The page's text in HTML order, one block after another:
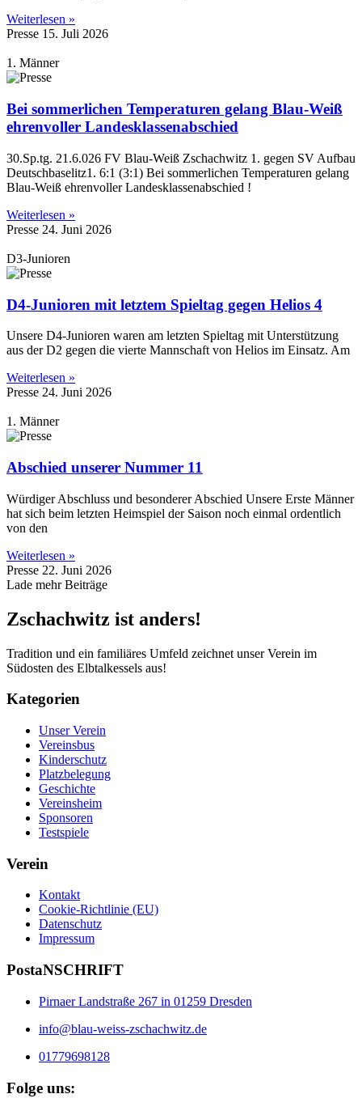
Weiterlesen »
Presse 15. Juli 2026
1. Männer
Bei sommerlichen Temperaturen gelang Blau-Weiß
ehrenvoller Landesklassenabschied
30.Sp.tg. 21.6.026 FV Blau-Weiß Zschachwitz 1. gegen SV Aufbau
Deutschbaselitz1. 6:1 (3:1) Bei sommerlichen Temperaturen gelang
Blau-Weiß ehrenvoller Landesklassenabschied !
Weiterlesen »
Presse 24. Juni 2026
D3-Junioren
D4-Junioren mit letztem Spieltag gegen Helios 4
Unsere D4-Junioren waren am letzten Spieltag mit Unterstützung
aus der D2 gegen die vierte Mannschaft von Helios im Einsatz. Am
Weiterlesen »
Presse 24. Juni 2026
1. Männer
Abschied unserer Nummer 11
Würdiger Abschluss und besonderer Abschied Unsere Erste Männer
hat sich beim letzten Heimspiel der Saison noch einmal ordentlich
von den
Weiterlesen »
Presse 22. Juni 2026
Lade mehr Beiträge
Zschachwitz ist anders!
Tradition und ein familiäres Umfeld zeichnet unser Verein im
Südosten des Elbtalkessels aus!
Kategorien
Unser Verein
Vereinsbus
Kinderschutz
Platzbelegung
Geschichte
Vereinsheim
Sponsoren
Testspiele
Verein
Kontakt
Cookie-Richtlinie (EU)
Datenschutz
Impressum
PostaNSCHRIFT
Pirnaer Landstraße 267 in 01259 Dresden
info@blau-weiss-zschachwitz.de
01779698128
Folge uns: